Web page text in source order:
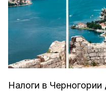
Налоги в